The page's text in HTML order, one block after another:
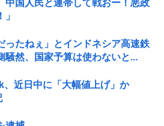
中国人民と連帯して戦おー！悪政
ったねぇ」とインドネシア高速鉄
騒然、国家予算は使わないと...
、近日中に「大幅値上げ」か